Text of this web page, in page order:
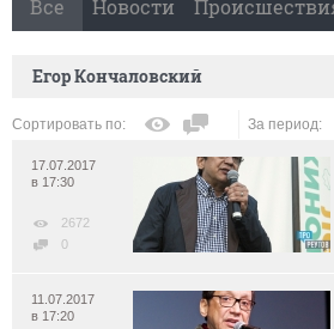
Все Новости
Егор Кончаловский
Сортировать по: За период:
17.07.2017
в 17:30
2672
0
11.07.2017
в 17:20